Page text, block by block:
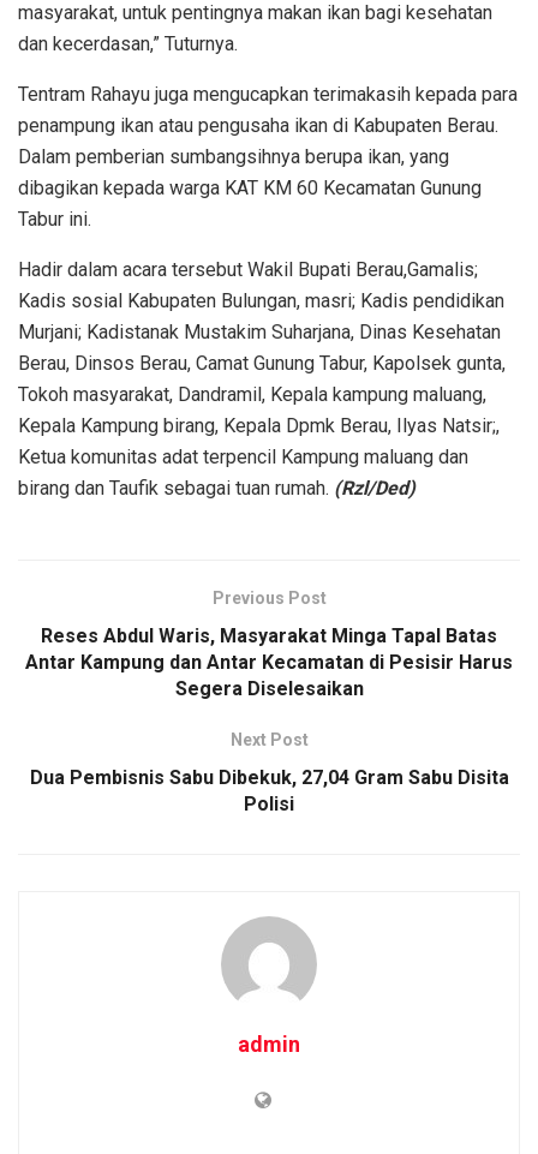
masyarakat, untuk pentingnya makan ikan bagi kesehatan
dan kecerdasan,” Tuturnya.
Tentram Rahayu juga mengucapkan terimakasih kepada para
penampung ikan atau pengusaha ikan di Kabupaten Berau.
Dalam pemberian sumbangsihnya berupa ikan, yang
dibagikan kepada warga KAT KM 60 Kecamatan Gunung
Tabur ini.
Hadir dalam acara tersebut Wakil Bupati Berau,Gamalis;
Kadis sosial Kabupaten Bulungan, masri; Kadis pendidikan
Murjani; Kadistanak Mustakim Suharjana, Dinas Kesehatan
Berau, Dinsos Berau, Camat Gunung Tabur, Kapolsek gunta,
Tokoh masyarakat, Dandramil, Kepala kampung maluang,
Kepala Kampung birang, Kepala Dpmk Berau, Ilyas Natsir;,
Ketua komunitas adat terpencil Kampung maluang dan
birang dan Taufik sebagai tuan rumah. (Rzl/Ded)
Previous Post
Reses Abdul Waris, Masyarakat Minga Tapal Batas
Antar Kampung dan Antar Kecamatan di Pesisir Harus
Segera Diselesaikan
Next Post
Dua Pembisnis Sabu Dibekuk, 27,04 Gram Sabu Disita
Polisi
admin